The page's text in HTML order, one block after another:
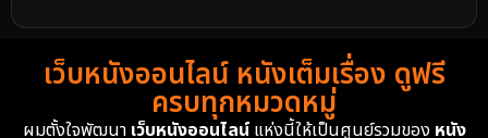
เว็บหนังออนไลน์ หนังเต็มเรื่อง ดูฟรี
ครบทุกหมวดหมู่
ผมตั้งใจพัฒนา เว็บหนังออนไลน์แห่งนี้ให้เป็นศูนย์รวมของ หนัง